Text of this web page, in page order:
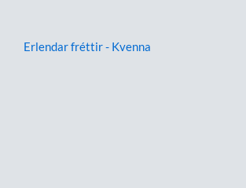
Erlendar fréttir - Kvenna